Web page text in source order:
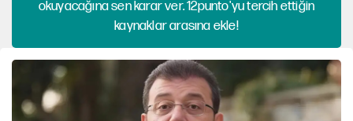
okuyacağına sen karar ver. 12punto'yu tercih ettiğin
kaynaklar arasına ekle!